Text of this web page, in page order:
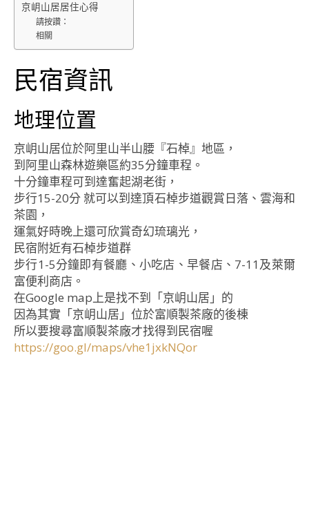
京岄山居居住心得
請按讚：
相關
民宿資訊
地理位置
京岄山居位於阿里山半山腰『石棹』地區，
到阿里山森林遊樂區約35分鐘車程。
十分鐘車程可到達奮起湖老街，
步行15-20分 就可以到達頂石棹步道觀賞日落、雲海和
茶園，
運氣好時晚上還可欣賞奇幻琉璃光，
民宿附近有石棹步道群
步行1-5分鐘即有餐廳、小吃店、早餐店、7-11及萊爾
富便利商店。
在Google map上是找不到「京岄山居」的
因為其實「京岄山居」位於富順製茶廠的後棟
所以要搜尋富順製茶廠才找得到民宿喔
https://goo.gl/maps/vhe1jxkNQor